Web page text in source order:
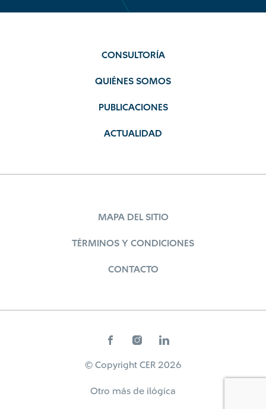
CONSULTORÍA
QUIÉNES SOMOS
PUBLICACIONES
ACTUALIDAD
MAPA DEL SITIO
TÉRMINOS Y CONDICIONES
CONTACTO
© Copyright CER 2026
Otro más de ilógica